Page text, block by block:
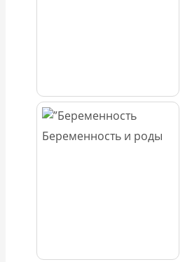
Беременность и роды